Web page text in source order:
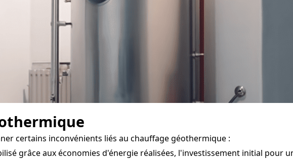
certains inconvénients liés au chauffage géothermique :
grâce aux économies d'énergie réalisées, l'investissement initial pour